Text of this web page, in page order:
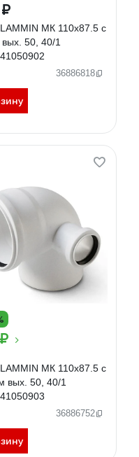
МК 110x87.5 с
50, 40/1
36886818
МК 110x87.5 с
вых. 50, 40/1
36886752